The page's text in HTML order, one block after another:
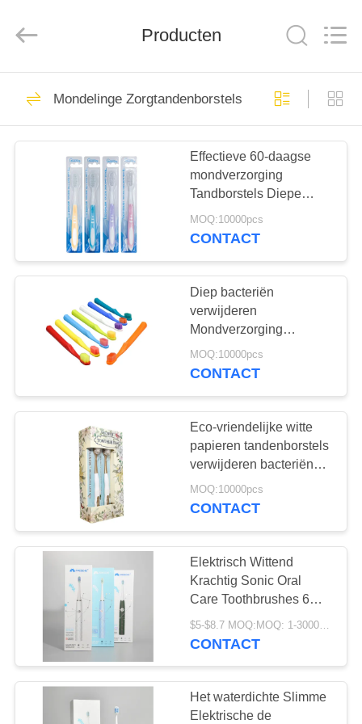
HUIS
PRODUCTEN
VIDEO'S
ONGEVEER
ONS
FABRIEKSREIS
KWALITEITSCONTROLE
CONTACTEER
VERZOEK
EEN
CITAAT
SITEMAP
PRIVACYBELEID
CENTER.
Mondelinge
Zorgtandpasta
150
Tanden die
Tandpasta's witten
58
De Tandpasta van
het fruitaroma
Geactiveerde
Houtskooltandpasta
18
Producten
Mondelinge Zorgtandenborstels
Effectieve 60-daagse
mondverzorging
Tandborstels Diepe
bacteriën verwijderen
Zachtjes reinigen
MOQ:10000pcs
CONTACT
Diep bacteriën
verwijderen
Mondverzorging
Tandborstels 350g Witte
papieren doos 60 dagen
MOQ:10000pcs
CONTACT
Eco-vriendelijke witte
papieren tandenborstels
verwijderen bacteriën
voor diepe tandreiniging
MOQ:10000pcs
CONTACT
Elektrisch Wittend
Krachtig Sonic Oral
Care Toothbrushes 6
Wijzeoem
Douaneembleem
CONTACT
Het waterdichte Slimme
Elektrische de